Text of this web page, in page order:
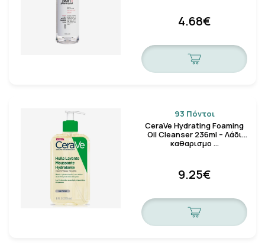
4.68€
93 Πόντοι
CeraVe Hydrating Foaming
Oil Cleanser 236ml – Λάδι
καθαρισμο …
9.25€